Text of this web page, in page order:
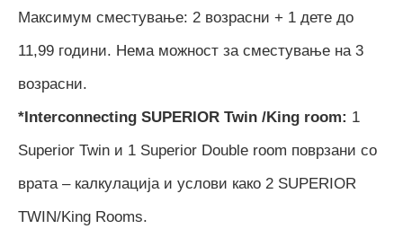
Максимум сместување: 2 возрасни + 1 дете до
11,99 години. Нема можност за сместување на 3
возрасни.
*Interconnecting SUPERIOR Twin /King room: 1
Superior Twin и 1 Superior Double room поврзани со
врата – калкулација и услови како 2 SUPERIOR
TWIN/King Rooms.